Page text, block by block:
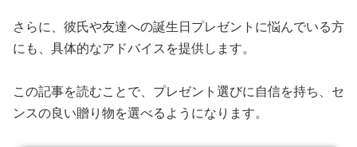
さらに、彼氏や友達への誕生日プレゼントに悩んでいる方
にも、具体的なアドバイスを提供します。
この記事を読むことで、プレゼント選びに自信を持ち、セ
ンスの良い贈り物を選べるようになります。